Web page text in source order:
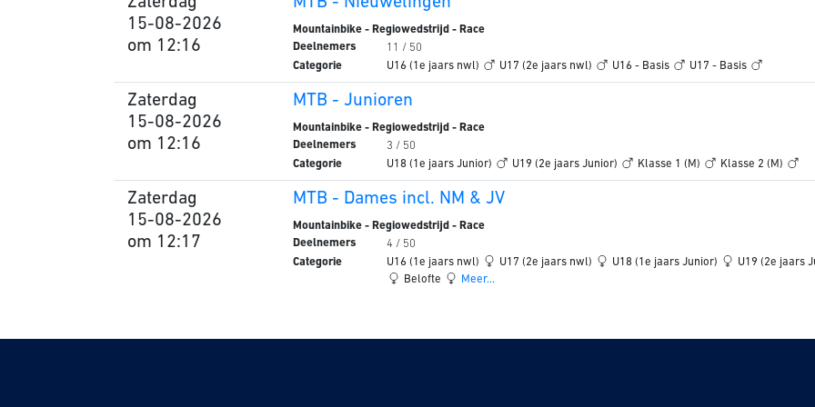
15-08-2026
om 12:16
Mountainbike - Regiowedstrijd - Race
Deelnemers
11 / 50
Categorie
U16 (1e jaars nwl) U17 (2e jaars nwl) U16 - Basis U17 - Basis
Zaterdag
15-08-2026
om 12:16
MTB - Junioren
Mountainbike - Regiowedstrijd - Race
Deelnemers
3 / 50
Categorie
U18 (1e jaars Junior) U19 (2e jaars Junior) Klasse 1 (M) Klasse 2 (M)
Zaterdag
15-08-2026
om 12:17
MTB - Dames incl. NM & JV
Mountainbike - Regiowedstrijd - Race
Deelnemers
4 / 50
Categorie
U16 (1e jaars nwl) U17 (2e jaars nwl) U18 (1e jaars Junior)
U19 (2e jaars
Belofte
Meer...